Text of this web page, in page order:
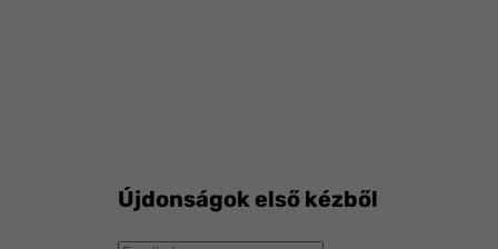
Újdonságok első kézből